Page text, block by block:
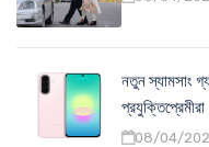
নতুন স্যামসাং
প্রযুক্তিপ্রেমীরা
08/04/